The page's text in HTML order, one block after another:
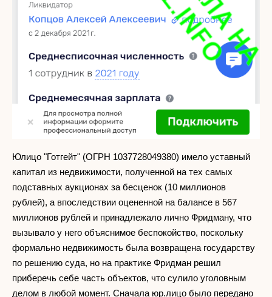
Юлицо "Готгейт" (ОГРН 1037728049380) имело уставный
капитал из недвижимости, полученной на тех самых
подставных аукционах за бесценок (10 миллионов
рублей), а впоследствии оцененной на балансе в 567
миллионов рублей и принадлежало лично Фридману, что
вызывало у него объяснимое беспокойство, поскольку
формально недвижимость была возвращена государству
по решению суда, но на практике Фридман решил
приберечь себе часть объектов, что сулило уголовным
делом в любой момент. Сначала юр.лицо было передано